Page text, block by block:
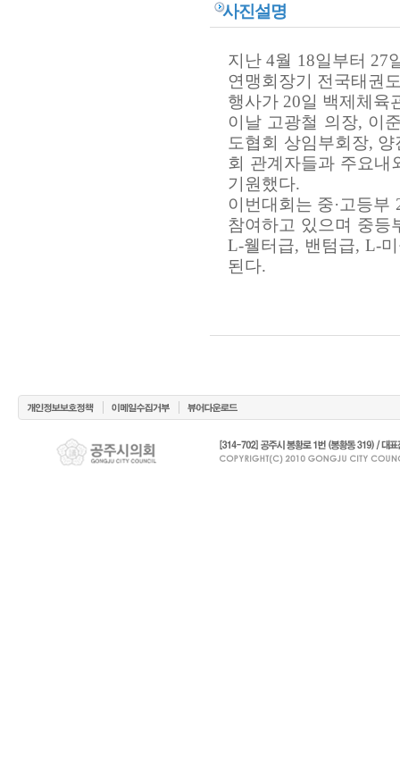
사진설명
지난 4월 18일부터 27
연맹회장기 전국태권
행사가 20일 백제체육
이날 고광철 의장, 이
도협회 상임부회장,
회 관계자들과 주요내
기원했다.
이번대회는 중·고등부
참여하고 있으며 중등
L-웰터급, 밴텀급, L-
된다.